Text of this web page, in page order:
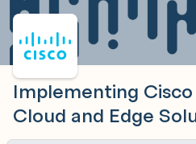
Implementing
Cloud and Edge